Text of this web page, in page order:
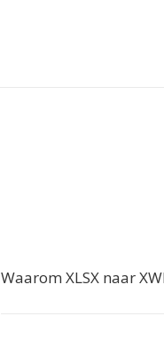
Waarom XLSX naar